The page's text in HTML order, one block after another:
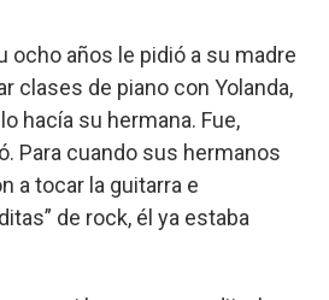
ocho años le pidió a su madre
clases de piano con Yolanda,
hacía su hermana. Fue,
Para cuando sus hermanos
a tocar la guitarra e
de rock, él ya estaba